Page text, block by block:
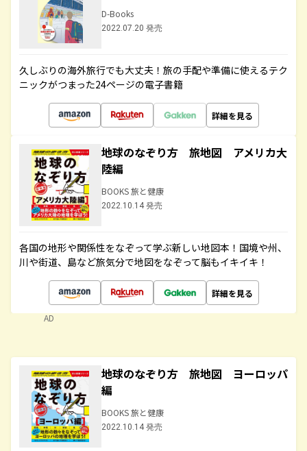
D-Books
2022.07.20 発売
久しぶりの海外旅行でも大丈夫！旅の手配や準備に使えるテク
ニックがつまった24ページの電子書籍
詳細を見る
地球のなぞり方 旅地図 アメリカ大
陸編
BOOKS 旅と健康
2022.10.14 発売
各国の地形や関係性をなぞって学ぶ新しい地図本！国境や州、
川や街道、島など旅気分で地図をなぞって脳もイキイキ！
詳細を見る
AD
地球のなぞり方 旅地図 ヨーロッパ
編
BOOKS 旅と健康
2022.10.14 発売